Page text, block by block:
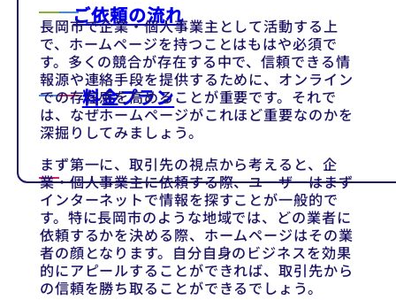
ご依頼の流れ
料金プラン
長岡市で企業・個人事業主として活動する上
で、ホームページを持つことはもはや必須で
す。多くの競合が存在する中で、信頼できる情
報源や連絡手段を提供するために、オンライン
での存在感を高めることが重要です。それで
は、なぜホームページがこれほど重要なのかを
深掘りしてみましょう。
まず第一に、取引先の視点から考えると、企
業・個人事業主に依頼する際、ユーザーはまず
インターネットで情報を探すことが一般的で
す。特に長岡市のような地域では、どの業者に
依頼するかを決める際、ホームページはその業
者の顔となります。自分自身のビジネスを効果
的にアピールすることができれば、取引先から
の信頼を勝ち取ることができるでしょう。